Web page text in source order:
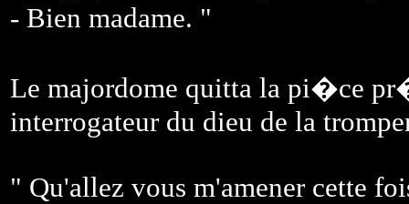
- Bien madame. "
Le majordome quitta la pi�ce
interrogateur du dieu de la
" Qu'allez vous m'amener cette